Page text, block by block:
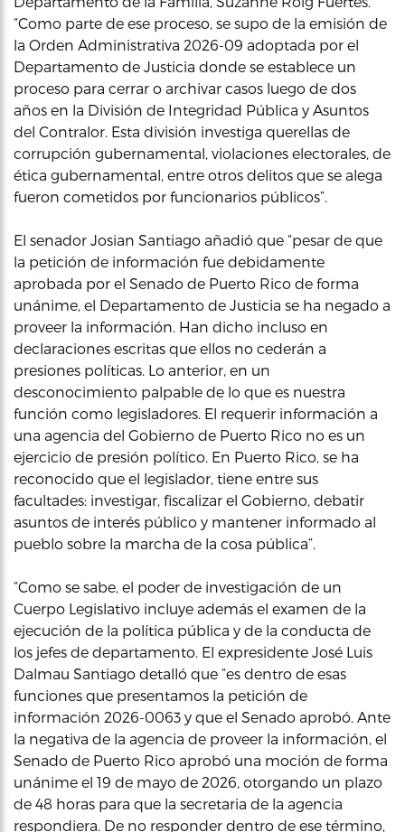
“Como parte de ese proceso, se supo de la emisión de
la Orden Administrativa 2026-09 adoptada por el
Departamento de Justicia donde se establece un
proceso para cerrar o archivar casos luego de dos
años en la División de Integridad Pública y Asuntos
del Contralor. Esta división investiga querellas de
corrupción gubernamental, violaciones electorales, de
ética gubernamental, entre otros delitos que se alega
fueron cometidos por funcionarios públicos”.
El senador Josian Santiago añadió que “pesar de que
la petición de información fue debidamente
aprobada por el Senado de Puerto Rico de forma
unánime, el Departamento de Justicia se ha negado a
proveer la información. Han dicho incluso en
declaraciones escritas que ellos no cederán a
presiones políticas. Lo anterior, en un
desconocimiento palpable de lo que es nuestra
función como legisladores. El requerir información a
una agencia del Gobierno de Puerto Rico no es un
ejercicio de presión político. En Puerto Rico, se ha
reconocido que el legislador, tiene entre sus
facultades: investigar, fiscalizar el Gobierno, debatir
asuntos de interés público y mantener informado al
pueblo sobre la marcha de la cosa pública”.
“Como se sabe, el poder de investigación de un
Cuerpo Legislativo incluye además el examen de la
ejecución de la política pública y de la conducta de
los jefes de departamento. El expresidente José Luis
Dalmau Santiago detalló que “es dentro de esas
funciones que presentamos la petición de
información 2026-0063 y que el Senado aprobó. Ante
la negativa de la agencia de proveer la información, el
Senado de Puerto Rico aprobó una moción de forma
unánime el 19 de mayo de 2026, otorgando un plazo
de 48 horas para que la secretaria de la agencia
respondiera. De no responder dentro de ese término,